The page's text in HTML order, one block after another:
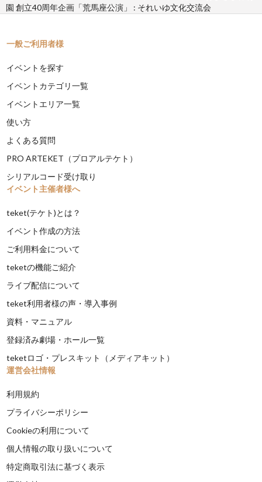
園 創立40周年企画「荒馬座公演」 : それいゆ文化交流会
一般ご利用者様
イベントを探す
イベントカテゴリ一覧
イベントエリア一覧
使い方
よくある質問
PRO ARTEKET（プロアルテケト）
シリアルコード受け取り
イベント主催者様へ
teket(テケト)とは？
イベント作成の方法
ご利用料金について
teketの機能ご紹介
ライブ配信について
teket利用者様の声・導入事例
資料・マニュアル
登録済み劇場・ホール一覧
teketロゴ・プレスキット（メディアキット）
運営会社情報
利用規約
プライバシーポリシー
Cookieの利用について
個人情報の取り扱いについて
特定商取引法に基づく表示